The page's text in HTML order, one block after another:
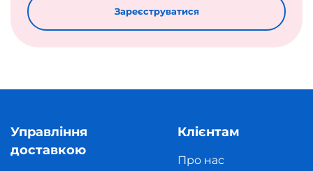
Зареєструватися
Управління
доставкою
Клієнтам
Про нас